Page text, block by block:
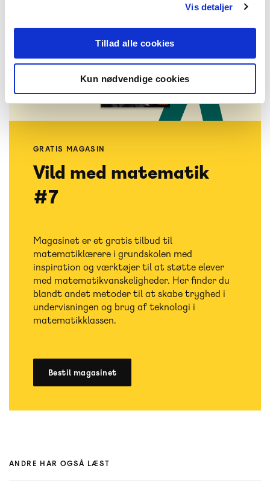
Vis detaljer
Tillad alle cookies
Kun nødvendige cookies
GRATIS MAGASIN
Vild med matematik
#7
Magasinet er et gratis tilbud til
matematiklærere i grundskolen med
inspiration og værktøjer til at støtte elever
med matematikvanskeligheder. Her finder du
blandt andet metoder til at skabe tryghed i
undervisningen og brug af teknologi i
matematikklassen.
Bestil magasinet
ANDRE HAR OGSÅ LÆST